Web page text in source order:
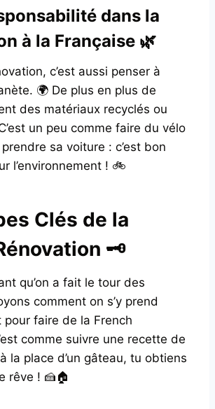
dans la
à la Française 🌿
c’est aussi penser à
🌍 De plus en plus de
des matériaux recyclés ou
un peu comme faire du vélo
sa voiture : c’est bon
l’environnement ! 🚲
Clés de la
🗝️
qu’on a fait le tour des
comment on s’y prend
faire de la French
comme suivre une recette de
la place d’un gâteau, tu obtiens
rêve ! 🍰🏠